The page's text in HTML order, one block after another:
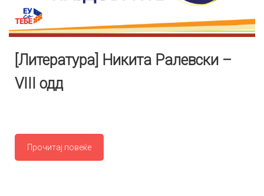
[Литература] Никита Ралевски –
VIII одд
Прочитај повеќе